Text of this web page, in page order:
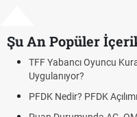
Şu An Popüler
TFF Yabancı Oyuncu Kuralı
Uygulanıyor?
PFDK Nedir? PFDK Açılımı,